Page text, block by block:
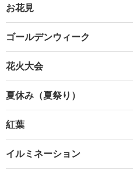
お花見
ゴールデンウィーク
花火大会
夏休み（夏祭り）
紅葉
イルミネーション